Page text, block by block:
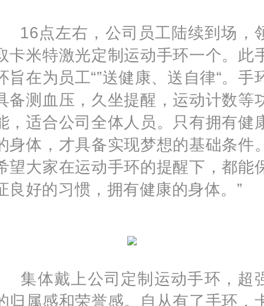
点左右，公司员工陆续到场，
卡米特激光定制运动手环一个。此
旨在为员工“”送健康、送自律“。手
备测血压，久坐提醒，运动计数等
，适合公司全体人员。只有拥有健
身体，才具备实现梦想的基础条件。
望大家在运动手环的提醒下，都能
良好的习惯，拥有健康的身体。”
体戴上公司定制运动手环，超
归属感和荣誉感。自从有了手环，